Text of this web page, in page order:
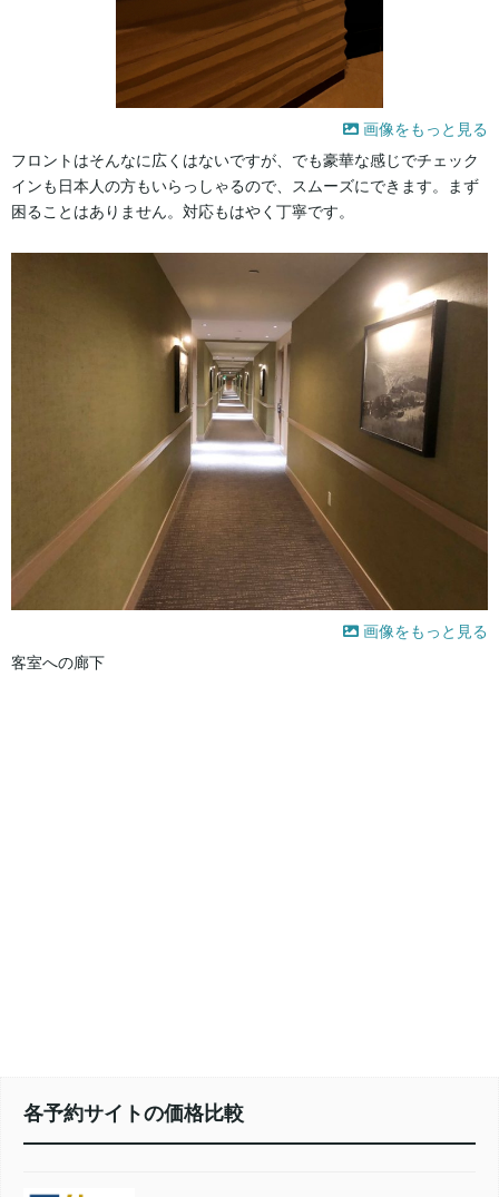
画像をもっと見る
フロントはそんなに広くはないですが、でも豪華な感じでチェック
インも日本人の方もいらっしゃるので、スムーズにできます。まず
困ることはありません。対応もはやく丁寧です。
画像をもっと見る
客室への廊下
各予約サイトの価格比較